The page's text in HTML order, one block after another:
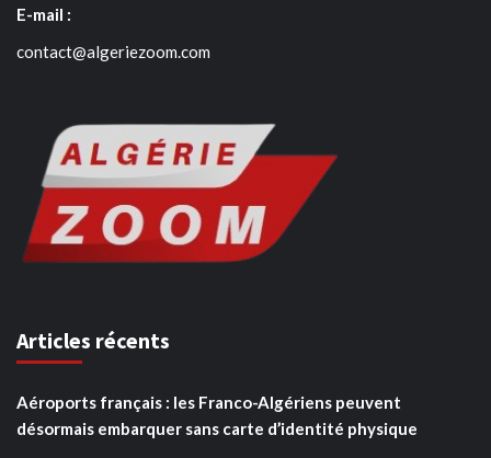
E-mail :
contact@algeriezoom.com
Articles récents
Aéroports français : les Franco-Algériens peuvent
désormais embarquer sans carte d’identité physique